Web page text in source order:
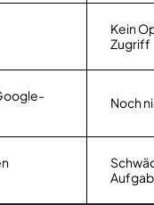
Kein
Zugriff
Noch